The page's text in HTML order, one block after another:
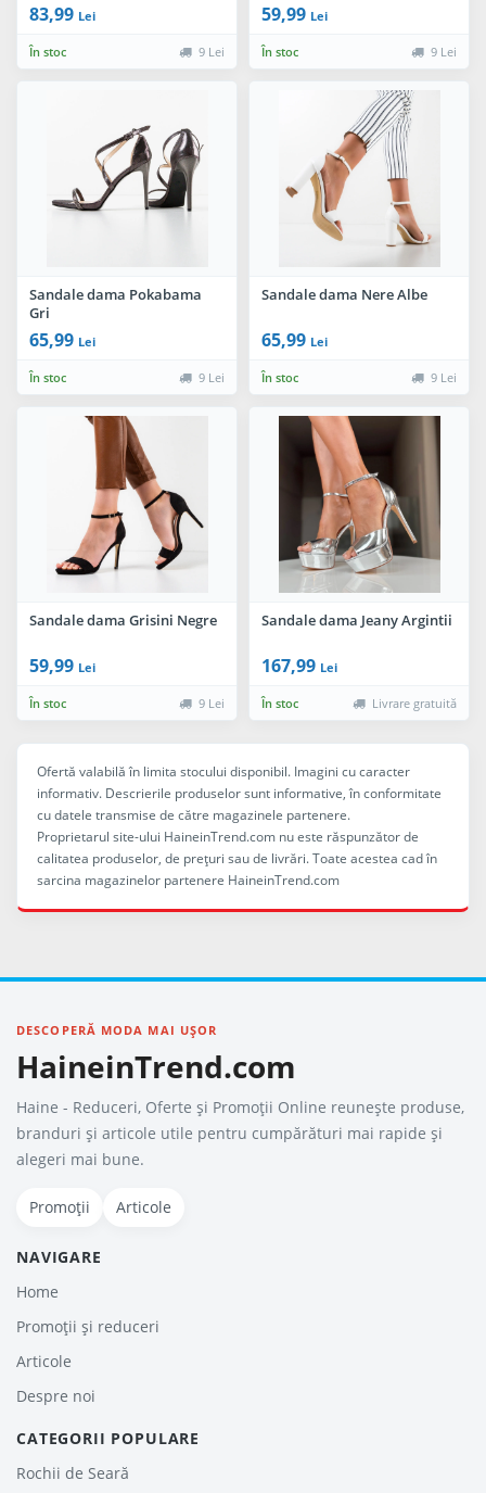
83,99 Lei
În stoc 9 Lei
59,99 Lei
În stoc 9 Lei
Sandale dama Pokabama
Gri
65,99 Lei
În stoc 9 Lei
Sandale dama Nere Albe
65,99 Lei
În stoc 9 Lei
Sandale dama Grisini Negre
59,99 Lei
În stoc 9 Lei
Sandale dama Jeany Argintii
167,99 Lei
În stoc Livrare gratuită
Ofertă valabilă în limita stocului disponibil. Imagini cu caracter
informativ. Descrierile produselor sunt informative, în conformitate
cu datele transmise de către magazinele partenere.
Proprietarul site-ului HaineinTrend.com nu este răspunzător de
calitatea produselor, de preţuri sau de livrări. Toate acestea cad în
sarcina magazinelor partenere HaineinTrend.com
DESCOPERĂ MODA MAI UȘOR
HaineinTrend.com
Haine - Reduceri, Oferte şi Promoţii Online reunește produse,
branduri și articole utile pentru cumpărături mai rapide și
alegeri mai bune.
Promoții Articole
NAVIGARE
Home
Promoții și reduceri
Articole
Despre noi
CATEGORII POPULARE
Rochii de Seară